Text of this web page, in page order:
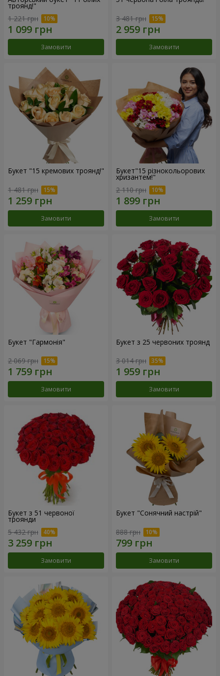
троянд!"
1 221 грн
Замовити
3 481 грн
Замовити
Букет "15 кремових троянд!"
1 481 грн
Замовити
Букет"15 різнокольорових
хризантем!"
2 110 грн
Замовити
Букет "Гармонія"
2 069 грн
Замовити
Букет з 25 червоних троянд
3 014 грн
Замовити
Букет з 51 червоної
троянди
5 432 грн
Замовити
Букет "Сонячний настрій"
888 грн
Замовити